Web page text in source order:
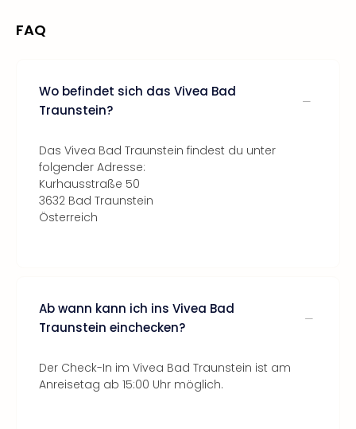
FAQ
Wo befindet sich das Vivea Bad
Traunstein?
Das Vivea Bad Traunstein findest du unter
folgender Adresse:
Kurhausstraße 50
3632 Bad Traunstein
Österreich
Ab wann kann ich ins Vivea Bad
Traunstein einchecken?
Der Check-In im Vivea Bad Traunstein ist am
Anreisetag ab 15:00 Uhr möglich.